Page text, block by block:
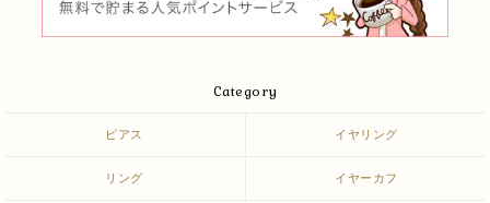
Category
ピアス イヤリング
リング イヤーカフ